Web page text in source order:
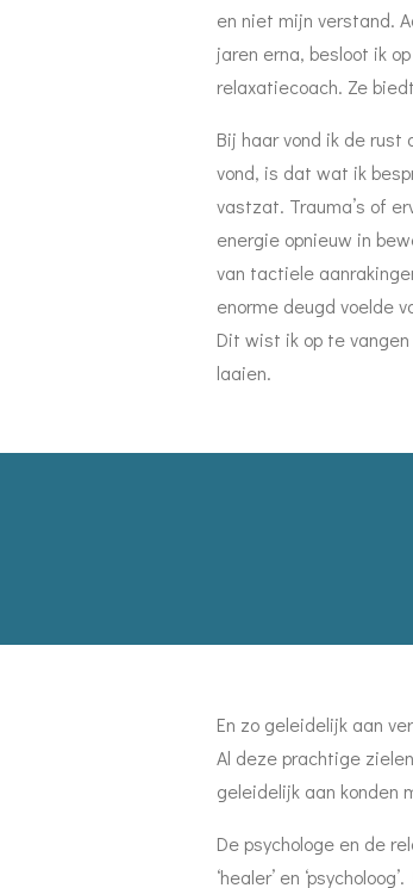
en niet mijn verstand.
jaren erna, besloot ik
relaxatiecoach. Ze
Bij haar vond ik de
vond, is dat wat ik
vastzat. Trauma’s of
energie opnieuw in
van tactiele
enorme deugd voelde
Dit wist ik op te
laaien.
En zo geleidelijk aan
Al deze prachtige
geleidelijk aan konden
De psychologe en de
‘healer’ en